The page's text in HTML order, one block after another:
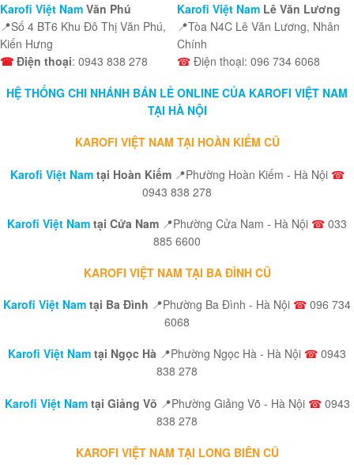
Karofi Việt Nam Văn Phú
📍Số 4 BT6 Khu Đô Thị Văn Phú,
Kiến Hưng
☎ Điện thoại: 0943 838 278
Karofi Việt Nam Lê Văn Lương
📍Tòa N4C Lê Văn Lương, Nhân
Chính
☎ Điện thoại: 096 734 6068
HỆ THỐNG CHI NHÁNH BÁN LẺ ONLINE CỦA KAROFI VIỆT NAM
TẠI HÀ NỘI
KAROFI VIỆT NAM TẠI HOÀN KIẾM CŨ
Karofi Việt Namtại Hoàn Kiếm 📍Phường Hoàn Kiếm - Hà Nội ☎
0943 838 278
Karofi Việt Nam tại Cửa Nam 📍Phường Cửa Nam - Hà Nội ☎ 033
885 6600
KAROFI VIỆT NAM TẠI BA ĐÌNH CŨ
Karofi Việt Nam tại Ba Đình 📍Phường Ba Đình - Hà Nội ☎ 096 734
6068
Karofi Việt Nam tại Ngọc Hà 📍Phường Ngọc Hà - Hà Nội ☎ 0943
838 278
Karofi Việt Namtại Giảng Võ 📍Phường Giảng Võ - Hà Nội ☎0943
838 278
KAROFI VIỆT NAM TẠI LONG BIÊN CŨ